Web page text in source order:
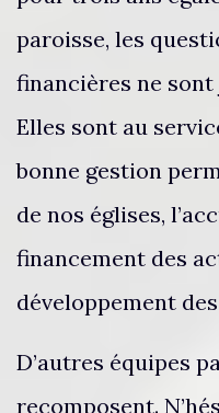
paroisse, les
financières ne
Elles sont au
bonne gestion
de nos églises,
financement des
développement
D’autres équipes
recomposent.